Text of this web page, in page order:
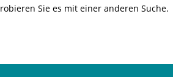
Sie es mit einer anderen Suche.